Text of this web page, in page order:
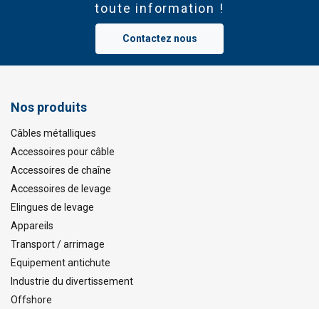
toute information !
Contactez nous
Nos produits
Câbles métalliques
Accessoires pour câble
Accessoires de chaîne
Accessoires de levage
Elingues de levage
Appareils
Transport / arrimage
Equipement antichute
Industrie du divertissement
Offshore